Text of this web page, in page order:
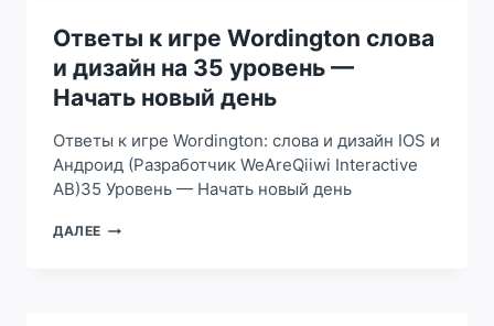
ДИЗАЙН
НА
18,
19
УРОВЕНЬ
ПОЧИНИТЬ
НАВЕС
Ответы к игре Wordington слова
и дизайн на 35 уровень —
Начать новый день
Ответы к игре Wordington: слова и дизайн IOS и
Андроид (Разработчик WeAreQiiwi Interactive
AB)35 Уровень — Начать новый день
ДАЛЕЕ ОТВЕТЫ